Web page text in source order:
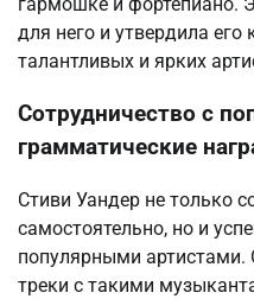
для него и утвердила его
талантливых и ярких
Сотрудничество с
грамматические
Стиви Уандер не только
самостоятельно, но и
популярными артистами.
треки с такими